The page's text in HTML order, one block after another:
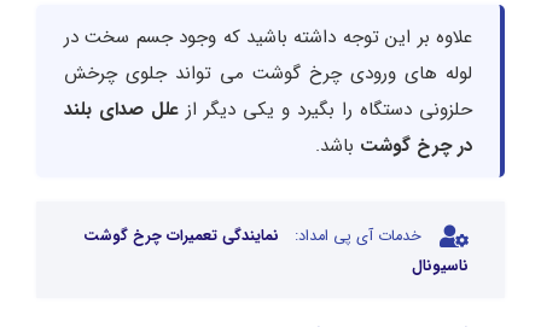
علاوه بر این توجه داشته باشید که وجود جسم سخت در
لوله های ورودی چرخ گوشت می تواند جلوی چرخش
حلزونی دستگاه را بگیرد و یکی دیگر از علل صدای بلند
در چرخ گوشت باشد.
خدمات آی پی امداد:
نمایندگی تعمیرات چرخ گوشت
ناسیونال